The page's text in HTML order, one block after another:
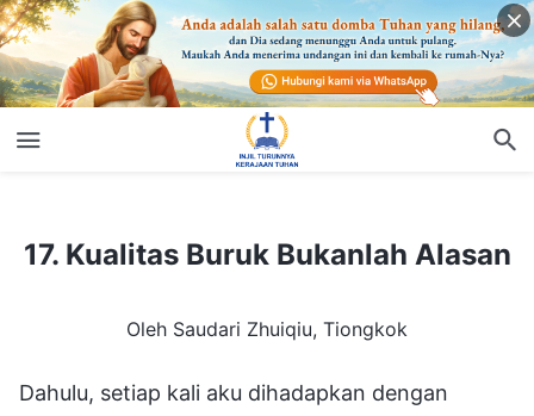
17. Kualitas Buruk Bukanlah Alasan
17. Kualitas Buruk Bukanlah Alasan
Oleh Saudari Zhuiqiu, Tiongkok
Dahulu, setiap kali aku dihadapkan dengan